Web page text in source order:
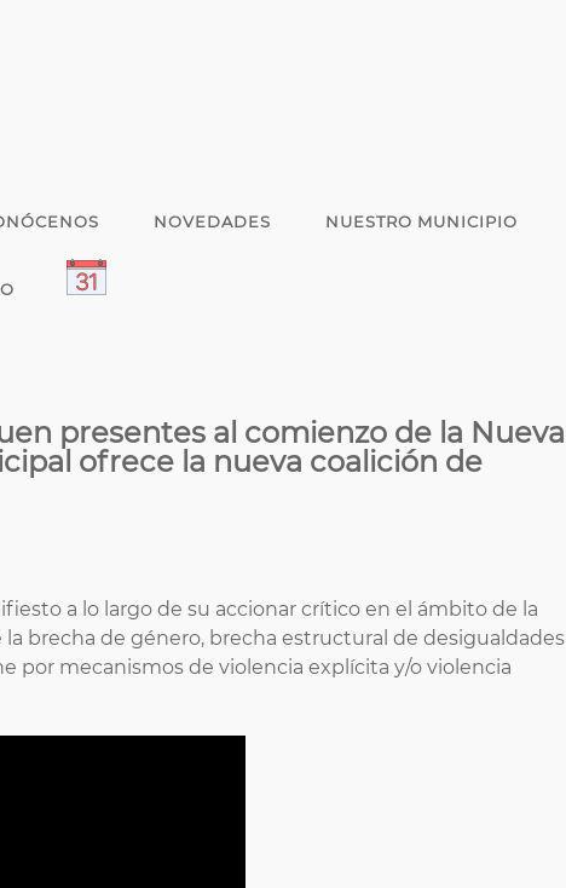
NOVEDADES NUESTRO MUNICIPIO
presentes al comienzo de la Nueva
ofrece la nueva coalición de
a lo largo de su accionar crítico en el ámbito de la
brecha de género, brecha estructural de desigualdades
por mecanismos de violencia explícita y/o violencia